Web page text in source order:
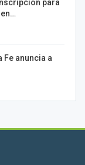
para
Fe anuncia a